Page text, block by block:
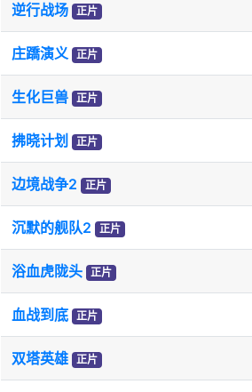
逆行战场 正片
庄蹻演义 正片
生化巨兽 正片
拂晓计划 正片
边境战争2 正片
沉默的舰队2 正片
浴血虎陇头 正片
血战到底 正片
双塔英雄 正片